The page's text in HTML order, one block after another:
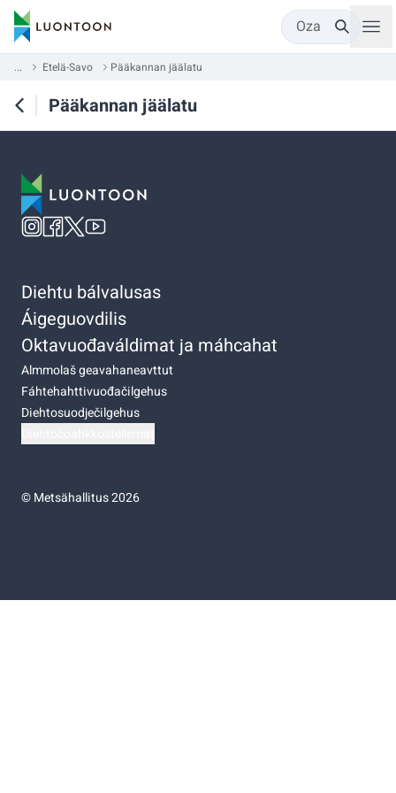
Oza
... Etelä-Savo Pääkannan jäälatu
Pääkannan jäälatu
Diehtu bálvalusas
Áigeguovdilis
Oktavuođaváldimat ja máhcahat
Almmolaš geavahaneavttut
Fáhtehahttivuođačilgehus
Diehtosuodječilgehus
©Metsähallitus 2026